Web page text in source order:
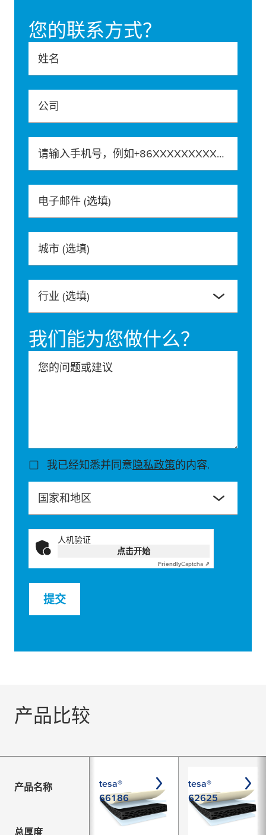
您的联系方式？
姓名
公司
请输入手机号，例如+86XXXXXXXXXXX
电子邮件 (选填)
城市 (选填)
行业 (选填)
我们能为您做什么？
您的问题或建议
我已经知悉并同意隐私政策的内容.
国家和地区
人机验证
点击开始
FriendlyCaptcha ⇗
提交
产品比较
产品名称
tesa®
66186
tesa®
62625
总厚度